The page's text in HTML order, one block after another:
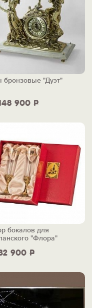
900 Р
бронзовые "Дуэт"
900 Р
бокалов для
"Флора"